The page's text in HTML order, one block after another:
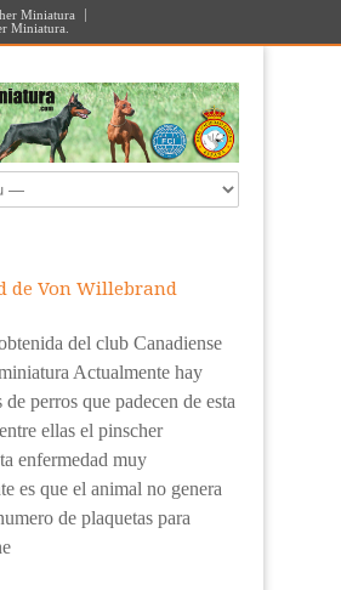
Miniatura
Miniatura.
de Von Willebrand
del club Canadiense
Actualmente hay
de perros que padecen de esta
ellas el pinscher
enfermedad muy
es que el animal no genera
de plaquetas para